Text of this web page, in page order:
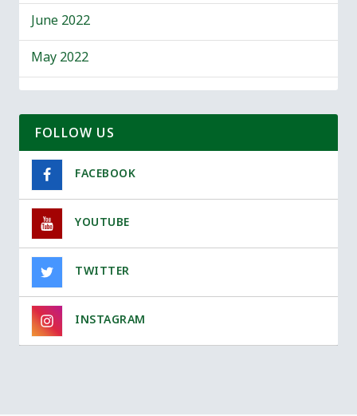
June 2022
May 2022
FOLLOW US
FACEBOOK
YOUTUBE
TWITTER
INSTAGRAM